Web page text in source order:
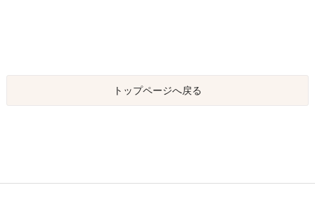
トップページへ戻る